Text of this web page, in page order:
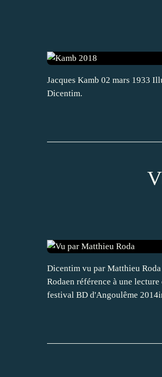
Jacques Kamb 02 mars 1933
Dicentim.
Dicentim vu par Matthieu
Rodaen référence à une
festival BD d'Angoulême